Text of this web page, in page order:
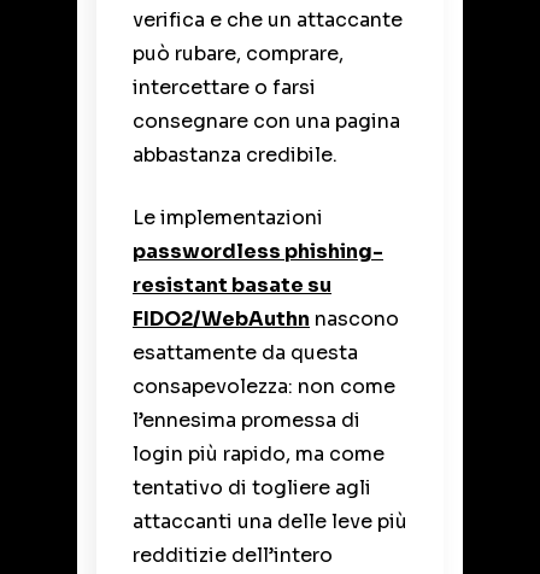
verifica e che un attaccante
può rubare, comprare,
intercettare o farsi
consegnare con una pagina
abbastanza credibile.
Le implementazioni
passwordless phishing-
resistant basate su
FIDO2/WebAuthn nascono
esattamente da questa
consapevolezza: non come
l’ennesima promessa di
login più rapido, ma come
tentativo di togliere agli
attaccanti una delle leve più
redditizie dell’intero